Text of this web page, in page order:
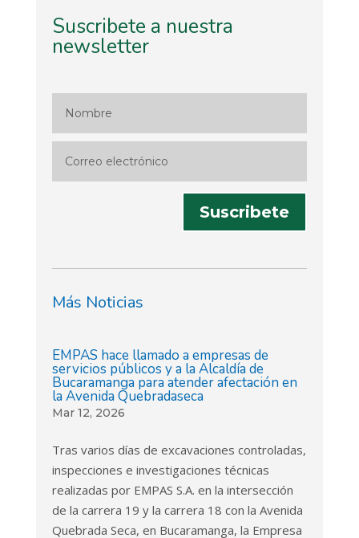
Suscribete a nuestra
newsletter
Suscribete
Más Noticias
EMPAS hace llamado a empresas de
servicios públicos y a la Alcaldía de
Bucaramanga para atender afectación en
la Avenida Quebradaseca
Mar 12, 2026
Tras varios días de excavaciones controladas,
inspecciones e investigaciones técnicas
realizadas por EMPAS S.A. en la intersección
de la carrera 19 y la carrera 18 con la Avenida
Quebrada Seca, en Bucaramanga, la Empresa